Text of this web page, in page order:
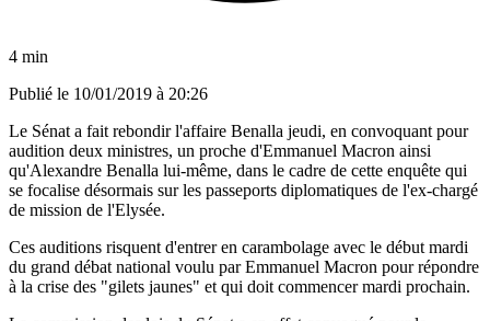
4 min
Publié le 10/01/2019 à 20:26
Le Sénat a fait rebondir l'affaire Benalla jeudi, en convoquant pour
audition deux ministres, un proche d'Emmanuel Macron ainsi
qu'Alexandre Benalla lui-même, dans le cadre de cette enquête qui
se focalise désormais sur les passeports diplomatiques de l'ex-chargé
de mission de l'Elysée.
Ces auditions risquent d'entrer en carambolage avec le début mardi
du grand débat national voulu par Emmanuel Macron pour répondre
à la crise des "gilets jaunes" et qui doit commencer mardi prochain.